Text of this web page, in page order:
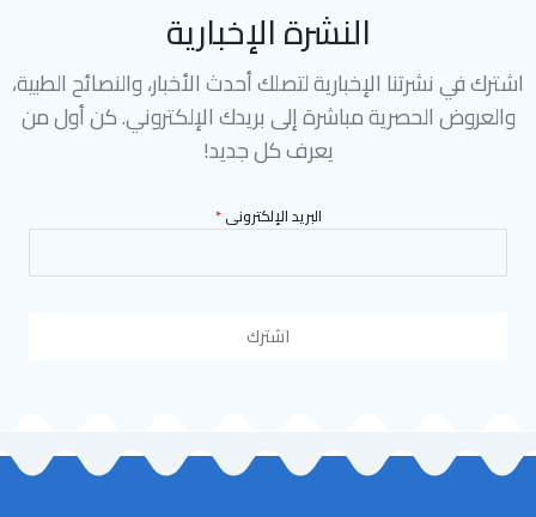
النشرة الإخبارية
اشترك في نشرتنا الإخبارية لتصلك أحدث الأخبار، والنصائح الطبية،
والعروض الحصرية مباشرة إلى بريدك الإلكتروني. كن أول من
يعرف كل جديد!
البريد الإلكترونى*
اشترك